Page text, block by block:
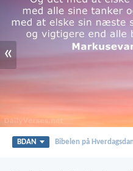
«
BDAN Bibelen på